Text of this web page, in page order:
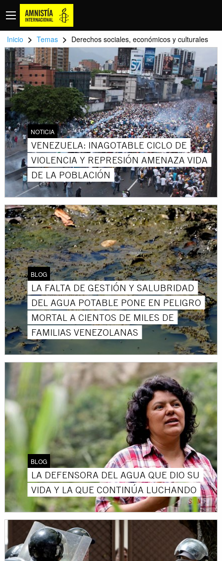
Inicio > Temas > Derechos sociales, económicos y culturales
NOTICIA
VENEZUELA: INAGOTABLE CICLO DE
VIOLENCIA Y REPRESIÓN AMENAZA VIDA
DE LA POBLACIÓN
BLOG
LA FALTA DE GESTIÓN Y SALUBRIDAD
DEL AGUA POTABLE PONE EN PELIGRO
MORTAL A CIENTOS DE MILES DE
FAMILIAS VENEZOLANAS
BLOG
LA DEFENSORA DEL AGUA QUE DIO SU
VIDA Y LA QUE CONTINÚA LUCHANDO